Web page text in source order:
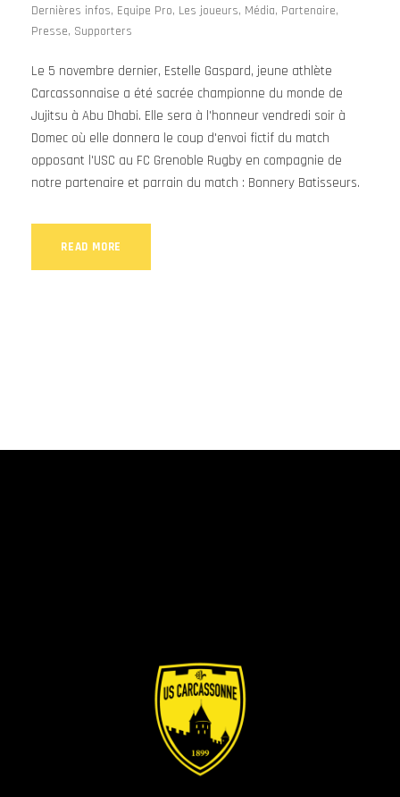
Dernières infos, Equipe Pro, Les joueurs, Média, Partenaire,
Presse, Supporters
Le 5 novembre dernier, Estelle Gaspard, jeune athlète
Carcassonnaise a été sacrée championne du monde de
Jujitsu à Abu Dhabi. Elle sera à l'honneur vendredi soir à
Domec où elle donnera le coup d'envoi fictif du match
opposant l'USC au FC Grenoble Rugby en compagnie de
notre partenaire et parrain du match : Bonnery Batisseurs.
READ MORE